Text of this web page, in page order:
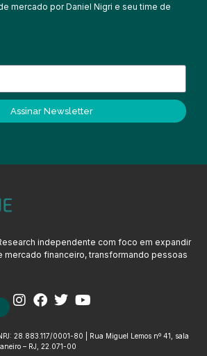
mercado por Daniel Nigri e seu time de
Assinar Newsletter
independente com foco em expandir
mercado financeiro, transformando pessoas
28.883.117/0001-80 | Rua Miguel Lemos nº 41, sala
– RJ, 22.071-00